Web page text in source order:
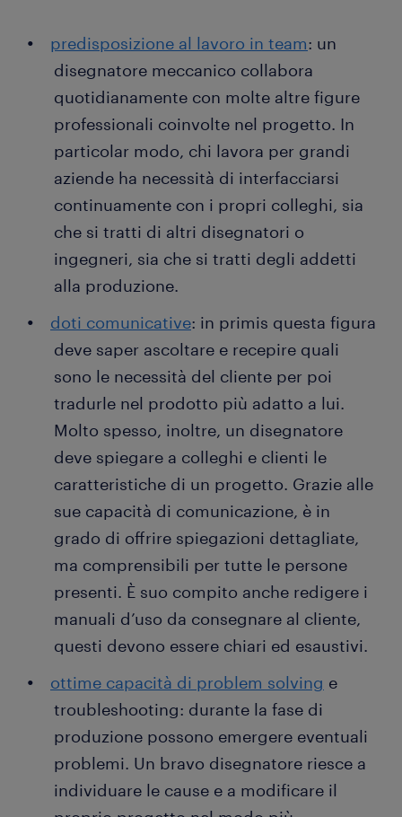
predisposizione al lavoro in team: un
disegnatore meccanico collabora
quotidianamente con molte altre figure
professionali coinvolte nel progetto. In
particolar modo, chi lavora per grandi
aziende ha necessità di interfacciarsi
continuamente con i propri colleghi, sia
che si tratti di altri disegnatori o
ingegneri, sia che si tratti degli addetti
alla produzione.
doti comunicative: in primis questa figura
deve saper ascoltare e recepire quali
sono le necessità del cliente per poi
tradurle nel prodotto più adatto a lui.
Molto spesso, inoltre, un disegnatore
deve spiegare a colleghi e clienti le
caratteristiche di un progetto. Grazie alle
sue capacità di comunicazione, è in
grado di offrire spiegazioni dettagliate,
ma comprensibili per tutte le persone
presenti. È suo compito anche redigere i
manuali d’uso da consegnare al cliente,
questi devono essere chiari ed esaustivi.
ottime capacità di problem solving e
troubleshooting: durante la fase di
produzione possono emergere eventuali
problemi. Un bravo disegnatore riesce a
individuare le cause e a modificare il